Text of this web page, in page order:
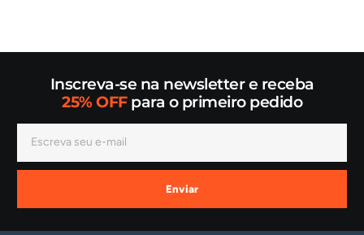
Inscreva-se na newsletter e receba
25% OFFpara o primeiro pedido
Enviar